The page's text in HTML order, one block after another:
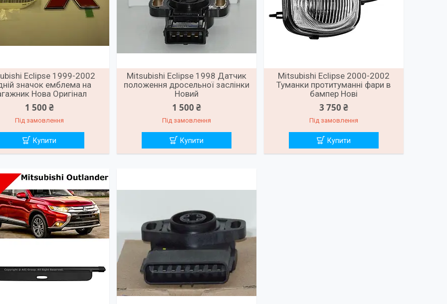
Eclipse 1999-2002
значок емблема на
Нова Оригінал
1 500 ₴
Під замовлення
Купити
Mitsubishi Eclipse 1998 Датчик
положення дросельної заслінки
Новий
1 500 ₴
Під замовлення
Купити
Mitsubishi Eclipse 2000-2002
Туманки протитуманні фари в
бампер Нові
3 750 ₴
Під замовлення
Купити